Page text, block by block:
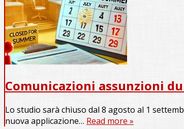
Comunicazioni assunzioni
Lo studio sarà chiuso dal 8 agosto al 1
nuova applicazione… Read more »